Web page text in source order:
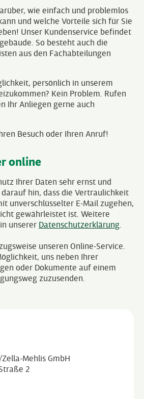
wie einfach und problemlos
und welche Vorteile sich für Sie
Unser Kundenservice befindet
So besteht auch die
aus den Fachabteilungen
persönlich in unserem
Kein Problem. Rufen
Ihr Anliegen gerne auch
Besuch oder Ihren Anruf!
online
Ihrer Daten sehr ernst und
hin, dass die Vertraulichkeit
unverschlüsselter E-Mail zugehen,
gewährleistet ist. Weitere
unserer Datenschutzerklärung
unseren Online-Service.
uns neben Ihrer
oder Dokumente auf einem
zuzusenden.
Mehlis GmbH
2